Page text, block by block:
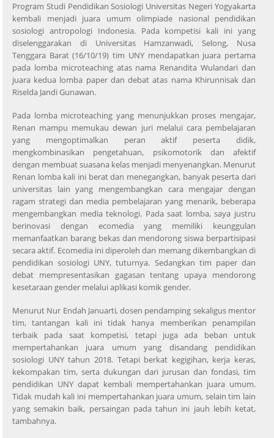
Program Studi Pendidikan Sosiologi Universitas Negeri Yogyakarta
kembali menjadi juara umum olimpiade nasional pendidikan
sosiologi antropologi Indonesia. Pada kompetisi kali ini yang
diselenggarakan di Universitas Hamzanwadi, Selong, Nusa
Tenggara Barat (16/10/19) tim UNY mendapatkan juara pertama
pada lomba microteaching atas nama Renandita Wulandari dan
juara kedua lomba paper dan debat atas nama Khirunnisak dan
Riselda Jandi Gunawan.
Pada lomba microteaching yang menunjukkan proses mengajar,
Renan mampu memukau dewan juri melalui cara pembelajaran
yang mengoptimalkan peran aktif peserta didik,
mengkombinasikan pengetahuan, psikomotorik dan afektif
dengan membuat suasana kelas menjadi menyenangkan. Menurut
Renan lomba kali ini berat dan menegangkan, banyak peserta dari
universitas lain yang mengembangkan cara mengajar dengan
ragam strategi dan media pembelajaran yang menarik, beberapa
mengembangkan media teknologi. Pada saat lomba, saya justru
berinovasi dengan ecomedia yang memiliki keunggulan
memanfaatkan barang bekas dan mendorong siswa berpartisipasi
secara aktif. Ecomedia ini diperoleh dan memang dikembangkan di
pendidikan sosiologi UNY, tuturnya. Sedangkan tim paper dan
debat mempresentasikan gagasan tentang upaya mendorong
kesetaraan gender melalui aplikasi komik gender.
Menurut Nur Endah Januarti, dosen pendamping sekaligus mentor
tim, tantangan kali ini tidak hanya memberikan penampilan
terbaik pada saat kompetisi, tetapi juga ada beban untuk
mempertahankan juara umum yang disandang pendidikan
sosiologi UNY tahun 2018. Tetapi berkat kegigihan, kerja keras,
kekompakan tim, serta dukungan dari jurusan dan fondasi, tim
pendidikan UNY dapat kembali mempertahankan juara umum.
Tidak mudah kali ini mempertahankan juara umum, selain tim lain
yang semakin baik, persaingan pada tahun ini jauh lebih ketat,
tambahnya.